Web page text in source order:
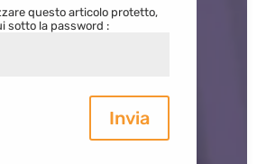
questo articolo protetto,
sotto la password :
Invia